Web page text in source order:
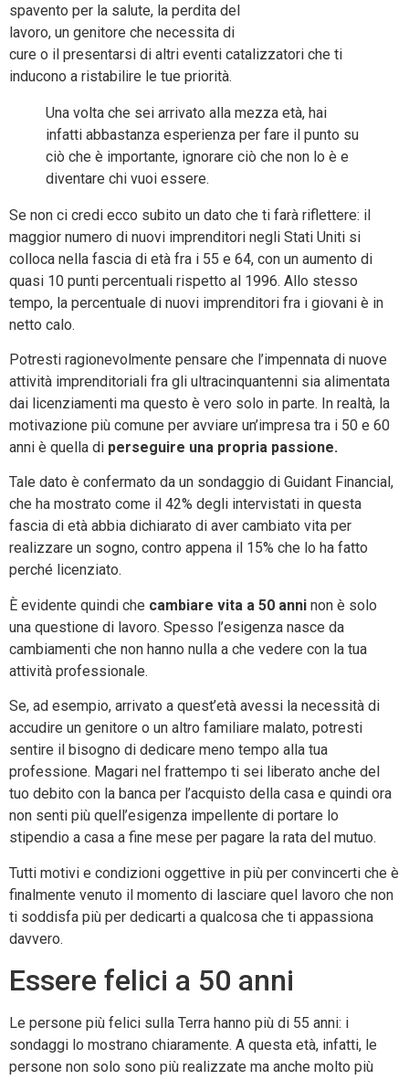
spavento per la salute, la perdita del
lavoro, un genitore che necessita di
cure o il presentarsi di altri eventi catalizzatori che ti
inducono a ristabilire le tue priorità.
Una volta che sei arrivato alla mezza età, hai
infatti abbastanza esperienza per fare il punto su
ciò che è importante, ignorare ciò che non lo è e
diventare chi vuoi essere.
Se non ci credi ecco subito un dato che ti farà riflettere: il
maggior numero di nuovi imprenditori negli Stati Uniti si
colloca nella fascia di età fra i 55 e 64, con un aumento di
quasi 10 punti percentuali rispetto al 1996. Allo stesso
tempo, la percentuale di nuovi imprenditori fra i giovani è in
netto calo.
Potresti ragionevolmente pensare che l’impennata di nuove
attività imprenditoriali fra gli ultracinquantenni sia alimentata
dai licenziamenti ma questo è vero solo in parte. In realtà, la
motivazione più comune per avviare un’impresa tra i 50 e 60
anni è quella di perseguire una propria passione.
Tale dato è confermato da un sondaggio di Guidant Financial,
che ha mostrato come il 42% degli intervistati in questa
fascia di età abbia dichiarato di aver cambiato vita per
realizzare un sogno, contro appena il 15% che lo ha fatto
perché licenziato.
È evidente quindi che cambiare vita a 50 anni non è solo
una questione di lavoro. Spesso l’esigenza nasce da
cambiamenti che non hanno nulla a che vedere con la tua
attività professionale.
Se, ad esempio, arrivato a quest’età avessi la necessità di
accudire un genitore o un altro familiare malato, potresti
sentire il bisogno di dedicare meno tempo alla tua
professione. Magari nel frattempo ti sei liberato anche del
tuo debito con la banca per l’acquisto della casa e quindi ora
non senti più quell’esigenza impellente di portare lo
stipendio a casa a fine mese per pagare la rata del mutuo.
Tutti motivi e condizioni oggettive in più per convincerti che è
finalmente venuto il momento di lasciare quel lavoro che non
ti soddisfa più per dedicarti a qualcosa che ti appassiona
davvero.
Essere felici a 50 anni
Le persone più felici sulla Terra hanno più di 55 anni: i
sondaggi lo mostrano chiaramente. A questa età, infatti, le
persone non solo sono più realizzate ma anche molto più